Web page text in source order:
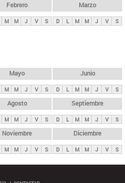
Febrero
M M J V S
Marzo
D L M M J V S
Mayo
M M J V S
Junio
D L M M J V S
Agosto
M M J V S
Septiembre
D L M M J V S
Noviembre
M M J V S
Diciembre
D L M M J V S